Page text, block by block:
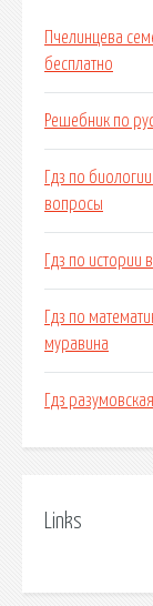
Пчелинцева
бесплатно
Решебник по
Гдз по
вопросы
Гдз по истории
Гдз по
муравина
Гдз
Links